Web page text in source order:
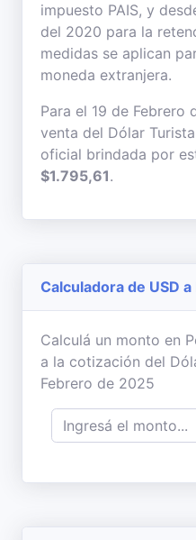
impuesto PAIS, y
del 2020 para la
medidas se aplican
moneda extranjera.
Para el 19 de
venta del Dólar
oficial brindada por
$1.795,61.
Calculadora de USD
Calculá un monto en
a la cotización del
Febrero de 2025